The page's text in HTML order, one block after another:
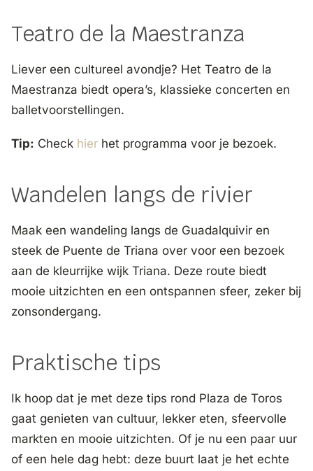
Teatro de la Maestranza
Liever een cultureel avondje? Het Teatro de la
Maestranza biedt opera’s, klassieke concerten en
balletvoorstellingen.
Tip: Check hier het programma voor je bezoek.
Wandelen langs de rivier
Maak een wandeling langs de Guadalquivir en
steek de Puente de Triana over voor een bezoek
aan de kleurrijke wijk Triana. Deze route biedt
mooie uitzichten en een ontspannen sfeer, zeker bij
zonsondergang.
Praktische tips
Ik hoop dat je met deze tips rond Plaza de Toros
gaat genieten van cultuur, lekker eten, sfeervolle
markten en mooie uitzichten. Of je nu een paar uur
of een hele dag hebt: deze buurt laat je het echte